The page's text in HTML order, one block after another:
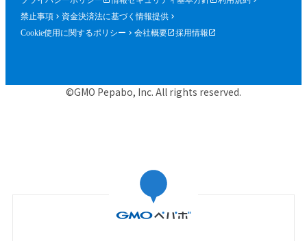
禁止事項
資金決済法に基づく情報提供
Cookie使用に関するポリシー
会社概要 採用情報
©GMO Pepabo, Inc. All rights reserved.